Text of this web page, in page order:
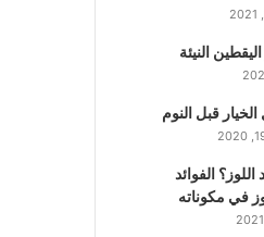
النيئة
الخيار قبل النوم
الفوائد
في مكوناته